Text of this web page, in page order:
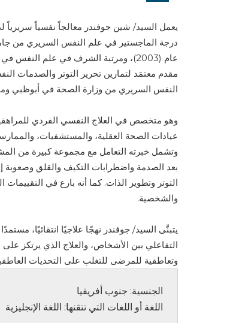
يعمل السيد/ شين جوفندر معالجاً نفسياً سريرياً
درجة الماجستير في علم النفس السريري من
عام (
2003)، ومرتبة الشرف في علم النفس في
مقدم معتمد لتمارين تحرير التوتر والصدمات
النفس السريري من وزارة الصحة في أبوظبي
وهو متخصص في العلاج النفسي الفردي
عيادات الصحة العقلية، والمستشفيات،
وتشمل خبرته التعامل مع مجموعة كبيرة من
بعد الصدمة واضطرابات التكيف والقلق وصعوبة
التوتر وتطوير الذات. كما أنه بارع في التقييمات
والشخصية.
يتبنى السيد/ جوفندر نهجا علاجيا انتقائيا، مستمدا
التفاعلي بين الأشخاص، والعلاج الذي يرتكز على
وتعاطفية للمرضى للتغلب على التحديات
اللغة أو اللغات التي تتقنها: اللغة الإنجليزية